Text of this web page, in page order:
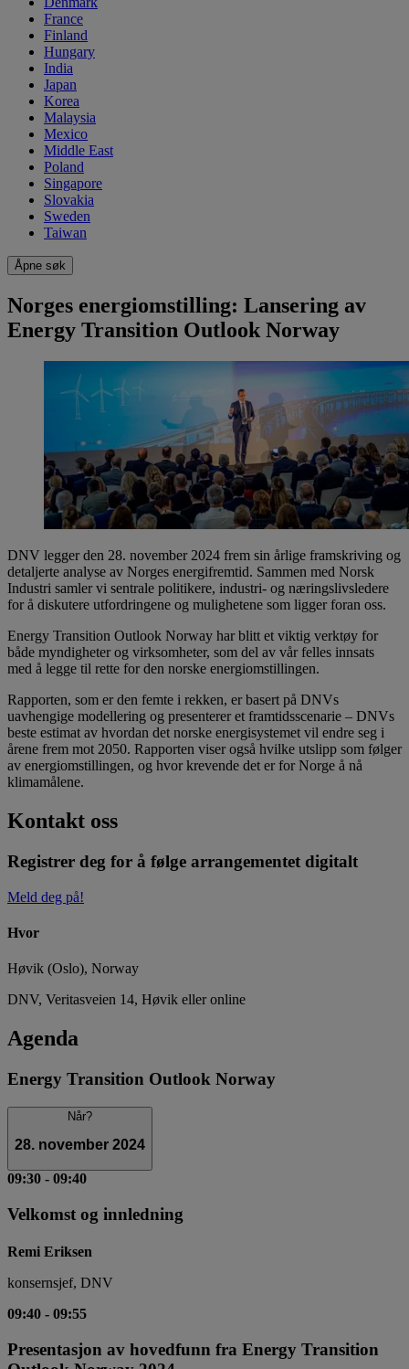
France
Finland
Hungary
India
Japan
Korea
Malaysia
Mexico
Middle East
Poland
Singapore
Slovakia
Sweden
Taiwan
Åpne søk
Norges energiomstilling: Lansering av
Energy Transition Outlook Norway
DNV legger den 28. november 2024 frem sin årlige framskriving og
detaljerte analyse av Norges energifremtid. Sammen med Norsk
Industri samler vi sentrale politikere, industri- og næringslivsledere
for å diskutere utfordringene og mulighetene som ligger foran oss.
Energy Transition Outlook Norway har blitt et viktig verktøy for
både myndigheter og virksomheter, som del av vår felles innsats
med å legge til rette for den norske energiomstillingen.
Rapporten, som er den femte i rekken, er basert på DNVs
uavhengige modellering og presenterer et framtidsscenarie – DNVs
beste estimat av hvordan det norske energisystemet vil endre seg i
årene frem mot 2050. Rapporten viser også hvilke utslipp som følger
av energiomstillingen, og hvor krevende det er for Norge å nå
klimamålene.
Kontakt oss
Registrer deg for å følge arrangementet digitalt
Meld deg på!
Hvor
Høvik (Oslo), Norway
DNV, Veritasveien 14, Høvik eller online
Agenda
Energy Transition Outlook Norway
Når?
28. november 2024
09:30 - 09:40
Velkomst og innledning
Remi Eriksen
konsernsjef, DNV
09:40 - 09:55
Presentasjon av hovedfunn fra Energy Transition